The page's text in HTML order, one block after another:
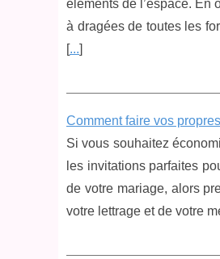
éléments de l’espace. En
à dragées de toutes les
[...]
Comment faire vos
Si vous souhaitez
les invitations parfaites
de votre mariage, alors
votre lettrage et de votre